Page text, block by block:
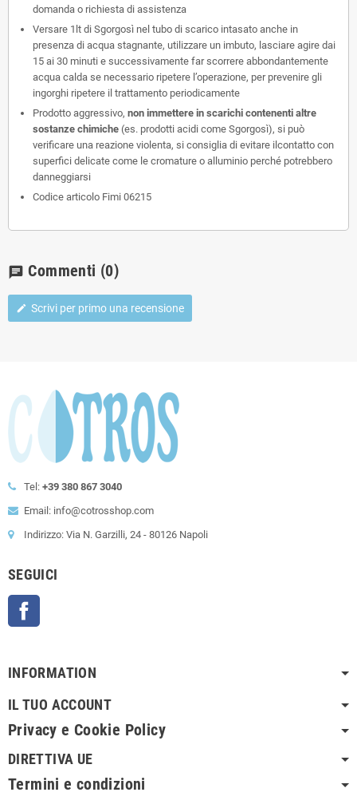
domanda o richiesta di assistenza
Versare 1lt di Sgorgosì nel tubo di scarico intasato anche in
presenza di acqua stagnante, utilizzare un imbuto, lasciare agire dai
15 ai 30 minuti e successivamente far scorrere abbondantemente
acqua calda se necessario ripetere l’operazione, per prevenire gli
ingorghi ripetere il trattamento periodicamente
Prodotto aggressivo, non immettere in scarichi contenenti altre
sostanze chimiche (es. prodotti acidi come Sgorgosì), si può
verificare una reazione violenta, si consiglia di evitare ilcontatto con
superfici delicate come le cromature o alluminio perché potrebbero
danneggiarsi
Codice articolo Fimi 06215
chat Commenti (0)
edit Scrivi per primo una recensione
Tel: +39 380 867 3040
Email: info@cotrosshop.com
Indirizzo: Via N. Garzilli, 24 - 80126 Napoli
SEGUICI
INFORMATION
IL TUO ACCOUNT
Privacy e Cookie Policy
DIRETTIVA UE
Termini e condizioni